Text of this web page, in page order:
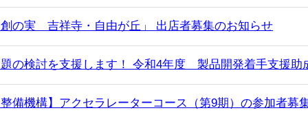
の実 吉祥寺・自由が丘」 出店者募集のお知らせ
の検討を支援します！ 令和4年度 製品開発着手支援
備機構】アクセラレーターコース（第9期）の参加者募